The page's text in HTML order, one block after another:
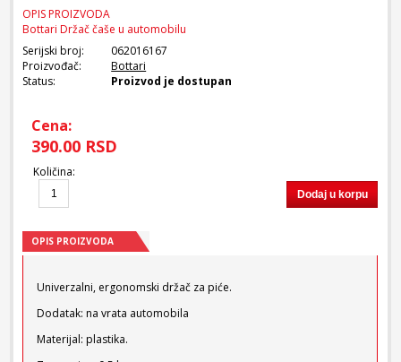
OPIS PROIZVODA
Bottari Držač čaše u automobilu
Serijski broj:
062016167
Proizvođač:
Bottari
Status:
Proizvod je dostupan
Cena:
390.00 RSD
Količina:
Dodaj u korpu
OPIS PROIZVODA
Univerzalni, ergonomski držač za piće.
Dodatak: na vrata automobila
Materijal: plastika.